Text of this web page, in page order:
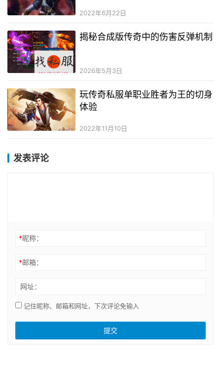
2022年6月22日
揭秘合成版传奇中的伤害反弹机制
2026年5月3日
玩传奇私服单职业胜者为王的切身
体验
2022年11月10日
发表评论
*昵称：
*邮箱：
网址：
记住昵称、邮箱和网址，下次评论免输入